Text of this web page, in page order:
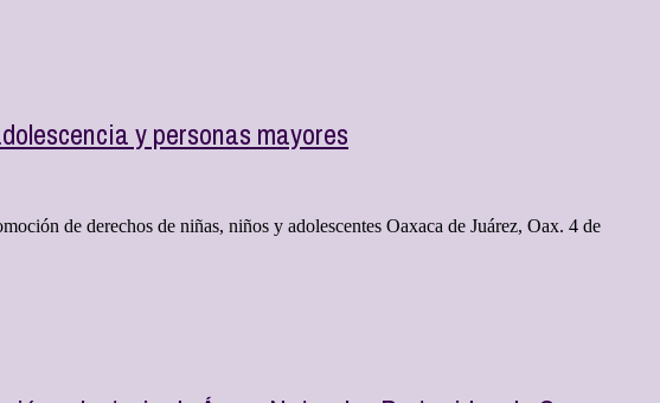
y personas mayores
de derechos de niñas, niños y adolescentes Oaxaca de Juárez, Oax. 4 de